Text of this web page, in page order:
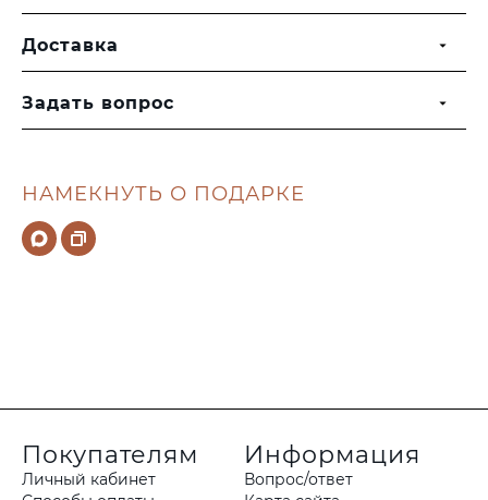
НАМЕКНУТЬ О ПОДАРКЕ
Доставка
Задать вопрос
Покупателям
Личный кабинет
Информация
Вопрос/ответ